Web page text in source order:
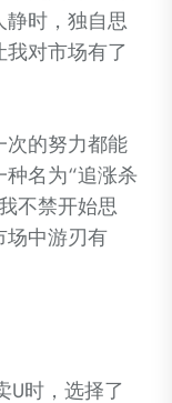
静时，独自思
对市场有了
次的努力都能
名为“追涨杀
不禁开始思
场中游刃有
U时，选择了